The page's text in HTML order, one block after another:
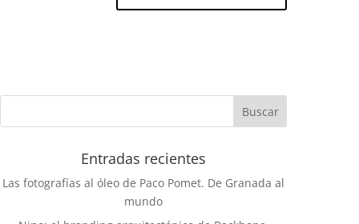
Entradas recientes
Las fotografías al óleo de Paco Pomet. De Granada al
mundo